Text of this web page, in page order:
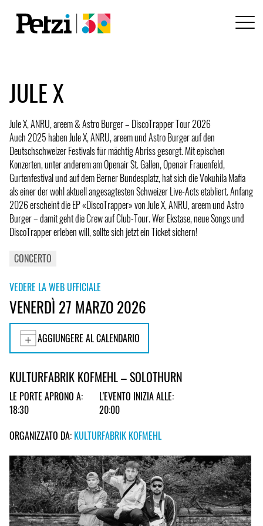
JULE X
Jule X, ANRU, areem & Astro Burger – DiscoTrapper Tour 2026
Auch 2025 haben Jule X, ANRU, areem und Astro Burger auf den
Deutschschweizer Festivals für mächtig Abriss gesorgt. Mit epischen
Konzerten, unter anderem am Openair St. Gallen, Openair Frauenfeld,
Gurtenfestival und auf dem Berner Bundesplatz, hat sich die Vokuhila Mafia
als einer der wohl aktuell angesagtesten Schweizer Live-Acts etabliert. Anfang
2026 erscheint die EP «DiscoTrapper» von Jule X, ANRU, areem und Astro
Burger – damit geht die Crew auf Club-Tour. Wer Ekstase, neue Songs und
DiscoTrapper erleben will, sollte sich jetzt ein Ticket sichern!
CONCERTO
VEDERE LA WEB UFFICIALE
VENERDÌ 27 MARZO 2026
AGGIUNGERE AL CALENDARIO
KULTURFABRIK KOFMEHL – SOLOTHURN
LE PORTE APRONO A:
18:30
L'EVENTO INIZIA ALLE:
20:00
ORGANIZZATO DA: KULTURFABRIK KOFMEHL